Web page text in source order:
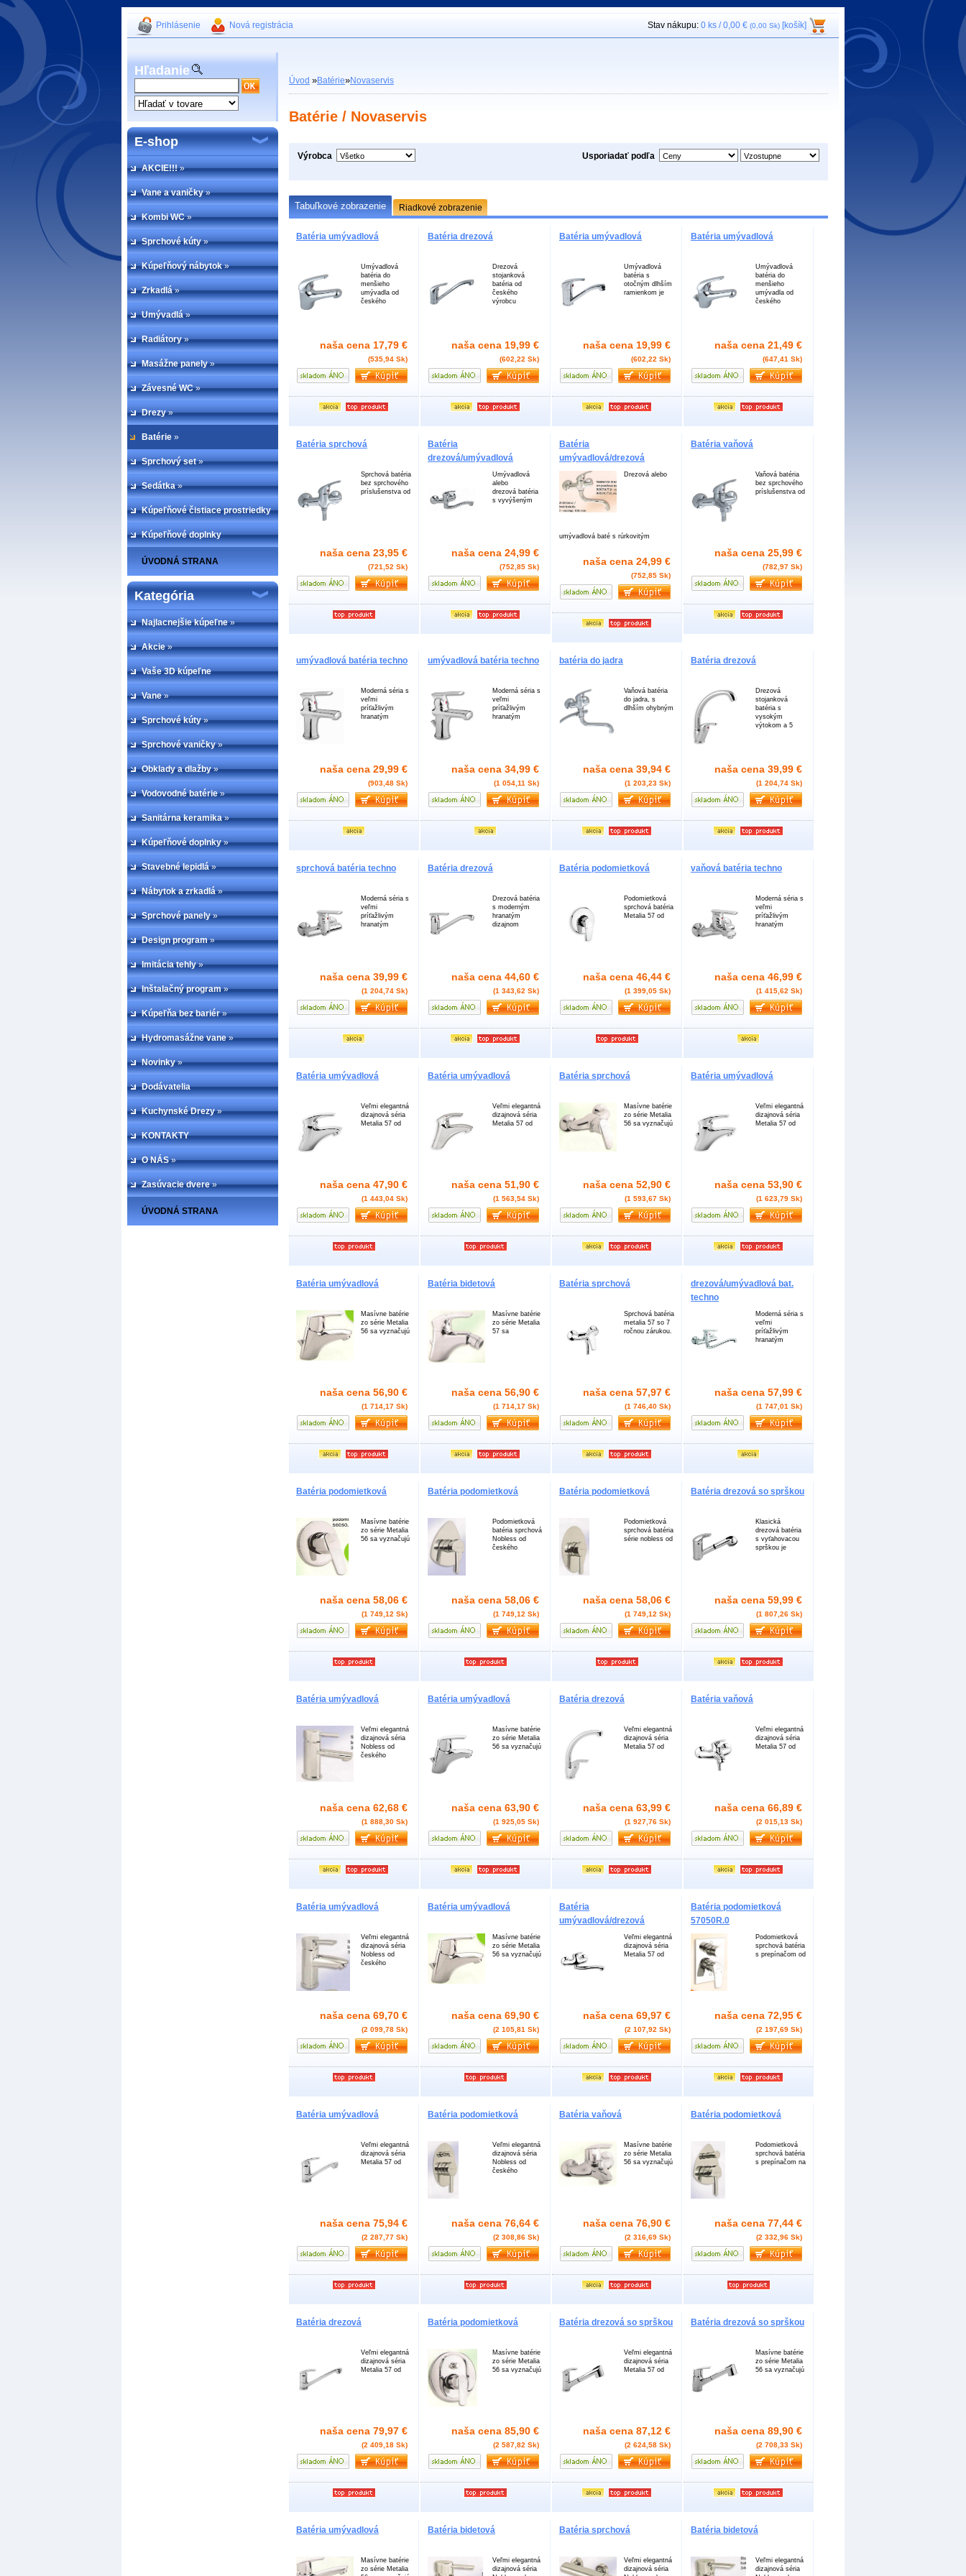
Prihlásenie Nová registrácia Stav nákupu: 0 ks / 0,00 € (0,00 Sk) [košík]
Hľadanie
E-shop
AKCIE!!!»
Vane a vaničky»
Kombi WC»
Sprchové kúty»
Kúpeľňový nábytok»
Zrkadlá»
Umývadlá»
Radiátory»
Masážne panely»
Závesné WC»
Drezy»
Batérie »
Sprchový set»
Sedátka»
Kúpeľňové čistiace prostriedky
Kúpeľňové doplnky
ÚVODNÁ STRANA
Kategória
Najlacnejšie kúpeľne»
Akcie»
Vaše 3D kúpeľne
Vane»
Sprchové kúty»
Sprchové vaničky»
Obklady a dlažby»
Vodovodné batérie»
Sanitárna keramika»
Kúpeľňové doplnky»
Stavebné lepidlá»
Nábytok a zrkadlá»
Sprchové panely»
Design program»
Imitácia tehly»
Inštalačný program»
Kúpeľňa bez bariér»
Hydromasážne vane»
Novinky»
Dodávatelia
Kuchynské Drezy»
KONTAKTY
O NÁS»
Zasúvacie dvere»
ÚVODNÁ STRANA
Úvod »Batérie»Novaservis
Batérie / Novaservis
Usporiadať podľa
Výrobca
Tabuľkové zobrazenie Riadkové zobrazenie
Batéria umývadlová
Umývadlová
batéria do
menšieho
umývadla od
českého
naša cena 17,79 €
(535,94 Sk)
Batéria drezová
Drezová
stojanková
batéria od
českého
výrobcu
naša cena 19,99 €
(602,22 Sk)
Batéria umývadlová
Umývadlová
batéria s
otočným dlhším
ramienkom je
naša cena 19,99 €
(602,22 Sk)
Batéria umývadlová
Umývadlová
batéria do
menšieho
umývadla od
českého
naša cena 21,49 €
(647,41 Sk)
Batéria sprchová
Sprchová batéria
bez sprchového
príslušenstva od
naša cena 23,95 €
(721,52 Sk)
Batéria
drezová/umývadlová
Umývadlová
alebo
drezová batéria
s vyvýšeným
naša cena 24,99 €
(752,85 Sk)
Batéria
umývadlová/drezová
Drezová alebo
umývadlová baté s rúrkovitým
naša cena 24,99 €
(752,85 Sk)
Batéria vaňová
Vaňová batéria
bez sprchového
príslušenstva od
naša cena 25,99 €
(782,97 Sk)
umývadlová batéria techno
Moderná séria s
veľmi
príťažlivým
hranatým
naša cena 29,99 €
(903,48 Sk)
umývadlová batéria techno
Moderná séria s
veľmi
príťažlivým
hranatým
naša cena 34,99 €
(1 054,11 Sk)
batéria do jadra
Vaňová batéria
do jadra, s
dlhším ohybným
naša cena 39,94 €
(1 203,23 Sk)
Batéria drezová
Drezová
stojanková
batéria s
vysokým
výtokom a 5
naša cena 39,99 €
(1 204,74 Sk)
sprchová batéria techno
Moderná séria s
veľmi
príťažlivým
hranatým
naša cena 39,99 €
(1 204,74 Sk)
Batéria drezová
Drezová batéria
s moderným
hranatým
dizajnom
naša cena 44,60 €
(1 343,62 Sk)
Batéria podomietková
Podomietková
sprchová batéria
Metalia 57 od
naša cena 46,44 €
(1 399,05 Sk)
vaňová batéria techno
Moderná séria s
veľmi
príťažlivým
hranatým
naša cena 46,99 €
(1 415,62 Sk)
Batéria umývadlová
Veľmi elegantná
dizajnová séria
Metalia 57 od
naša cena 47,90 €
(1 443,04 Sk)
Batéria umývadlová
Veľmi elegantná
dizajnová séria
Metalia 57 od
naša cena 51,90 €
(1 563,54 Sk)
Batéria sprchová
Masívne batérie
zo série Metalia
56 sa vyznačujú
naša cena 52,90 €
(1 593,67 Sk)
Batéria umývadlová
Veľmi elegantná
dizajnová séria
Metalia 57 od
naša cena 53,90 €
(1 623,79 Sk)
Batéria umývadlová
Masívne batérie
zo série Metalia
56 sa vyznačujú
naša cena 56,90 €
(1 714,17 Sk)
Batéria bidetová
Masívne batérie
zo série Metalia
57 sa
naša cena 56,90 €
(1 714,17 Sk)
Batéria sprchová
Sprchová batéria
metalia 57 so 7
ročnou zárukou.
naša cena 57,97 €
(1 746,40 Sk)
drezová/umývadlová bat.
techno
Moderná séria s
veľmi
príťažlivým
hranatým
naša cena 57,99 €
(1 747,01 Sk)
Batéria podomietková
Masívne batérie
zo série Metalia
56 sa vyznačujú
naša cena 58,06 €
(1 749,12 Sk)
Batéria podomietková
Podomietková
batéria sprchová
Nobless od
českého
naša cena 58,06 €
(1 749,12 Sk)
Batéria podomietková
Podomietková
sprchová batéria
série nobless od
naša cena 58,06 €
(1 749,12 Sk)
Batéria drezová so sprškou
Klasická
drezová batéria
s vyťahovacou
sprškou je
naša cena 59,99 €
(1 807,26 Sk)
Batéria umývadlová
Veľmi elegantná
dizajnová séria
Nobless od
českého
naša cena 62,68 €
(1 888,30 Sk)
Batéria umývadlová
Masívne batérie
zo série Metalia
56 sa vyznačujú
naša cena 63,90 €
(1 925,05 Sk)
Batéria drezová
Veľmi elegantná
dizajnová séria
Metalia 57 od
naša cena 63,99 €
(1 927,76 Sk)
Batéria vaňová
Veľmi elegantná
dizajnová séria
Metalia 57 od
naša cena 66,89 €
(2 015,13 Sk)
Batéria umývadlová
Veľmi elegantná
dizajnová séria
Nobless od
českého
naša cena 69,70 €
(2 099,78 Sk)
Batéria umývadlová
Masívne batérie
zo série Metalia
56 sa vyznačujú
naša cena 69,90 €
(2 105,81 Sk)
Batéria
umývadlová/drezová
Veľmi elegantná
dizajnová séria
Metalia 57 od
naša cena 69,97 €
(2 107,92 Sk)
Batéria podomietková
57050R.0
Podomietková
sprchová batéria
s prepínačom od
naša cena 72,95 €
(2 197,69 Sk)
Batéria umývadlová
Veľmi elegantná
dizajnová séria
Metalia 57 od
naša cena 75,94 €
(2 287,77 Sk)
Batéria podomietková
Veľmi elegantná
dizajnová séria
Nobless od
českého
naša cena 76,64 €
(2 308,86 Sk)
Batéria vaňová
Masívne batérie
zo série Metalia
56 sa vyznačujú
naša cena 76,90 €
(2 316,69 Sk)
Batéria podomietková
Podomietková
sprchová batéria
s prepínačom na
naša cena 77,44 €
(2 332,96 Sk)
Batéria drezová
Veľmi elegantná
dizajnová séria
Metalia 57 od
naša cena 79,97 €
(2 409,18 Sk)
Batéria podomietková
Masívne batérie
zo série Metalia
56 sa vyznačujú
naša cena 85,90 €
(2 587,82 Sk)
Batéria drezová so sprškou
Veľmi elegantná
dizajnová séria
Metalia 57 od
naša cena 87,12 €
(2 624,58 Sk)
Batéria drezová so sprškou
Masívne batérie
zo série Metalia
56 sa vyznačujú
naša cena 89,90 €
(2 708,33 Sk)
Batéria umývadlová
Masívne batérie
zo série Metalia
Batéria bidetová
Veľmi elegantná
dizajnová séria
Batéria sprchová
Veľmi elegantná
dizajnová séria
Batéria bidetová
Veľmi elegantná
dizajnová séria